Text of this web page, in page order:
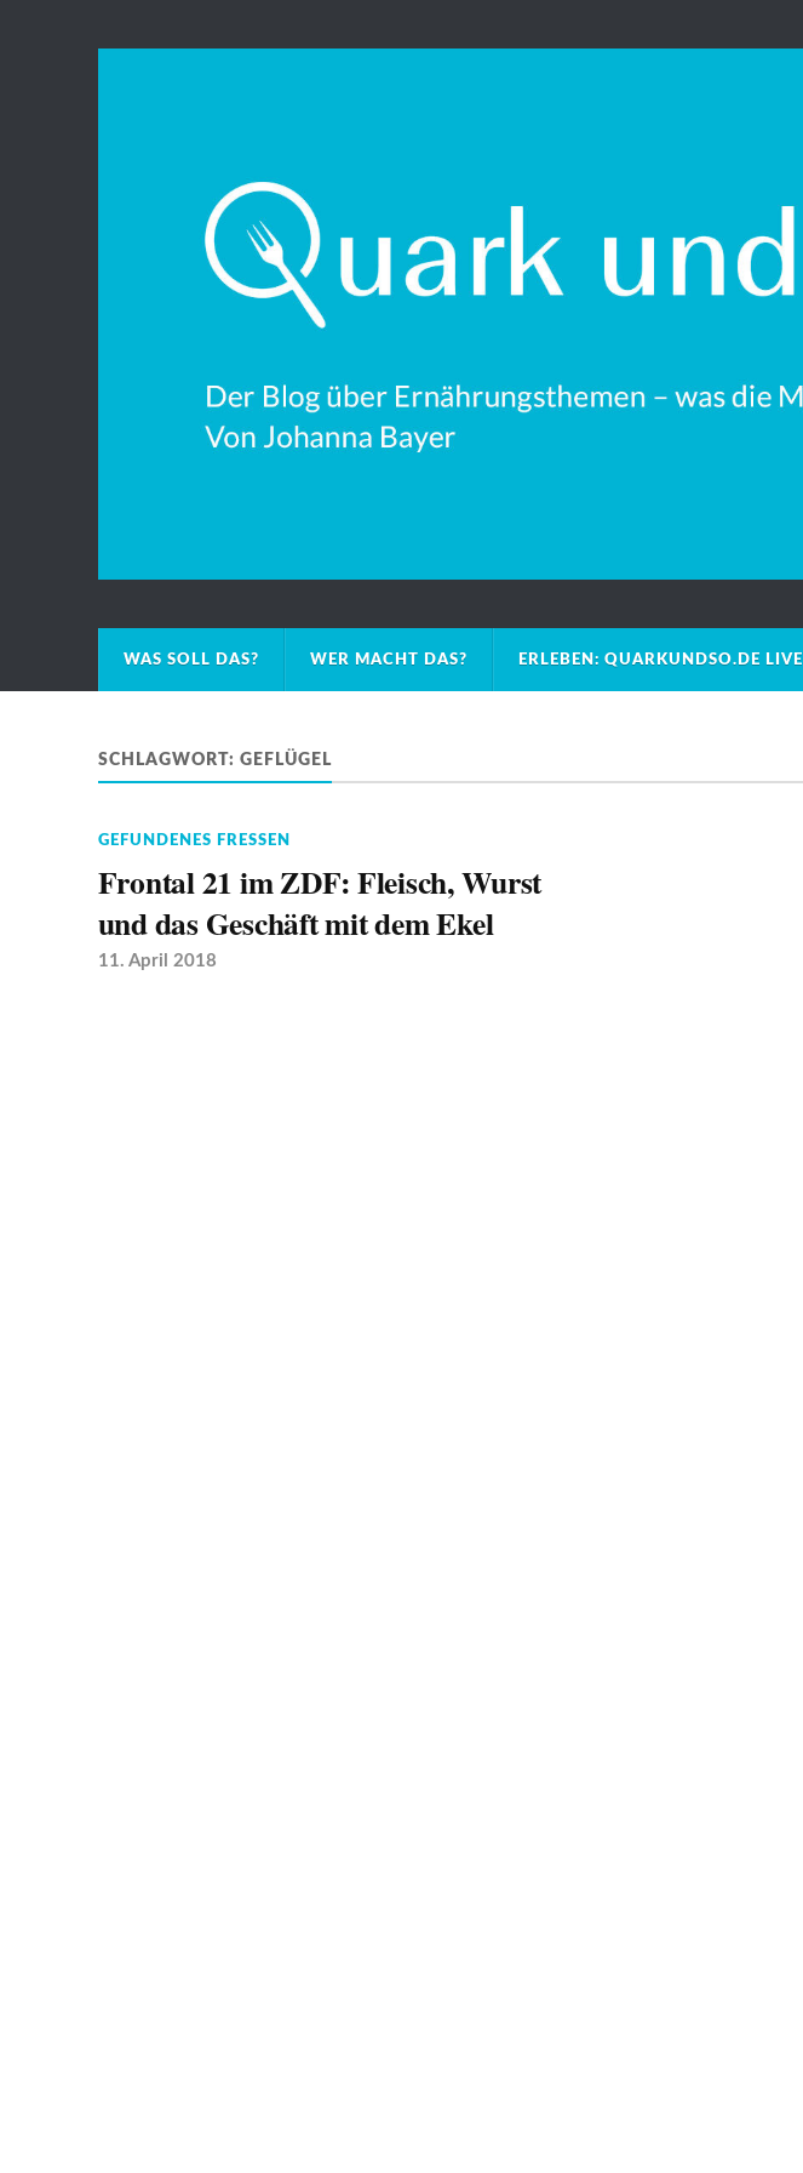
WAS SOLL DAS? WER MACHT DAS? ERLEBEN: QUARKUNDSO.DE LIVE
SCHLAGWORT: GEFLÜGEL
GEFUNDENES FRESSEN
Frontal 21 im ZDF: Fleisch, Wurst
und das Geschäft mit dem Ekel
11. April 2018